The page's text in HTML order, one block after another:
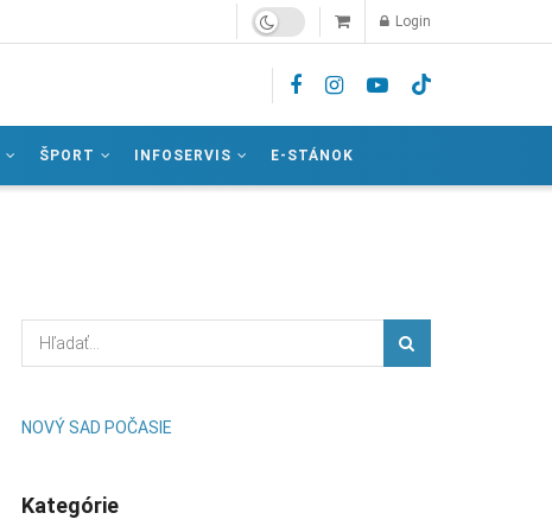
Login
ŠPORT INFOSERVIS E-STÁNOK
NOVÝ SAD POČASIE
Kategórie